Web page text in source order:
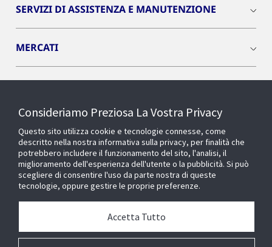
SERVIZI DI ASSISTENZA E MANUTENZIONE
MERCATI
OPENBLUE
SMART BUILDINGS
Chi siamo
Consideriamo Preziosa La Vostra Privacy
Questo sito utilizza cookie e tecnologie connesse, come
descritto nella nostra informativa sulla privacy, per finalità che
potrebbero includere il funzionamento del sito, l'analisi, il
miglioramento dell'esperienza dell'utente o la pubblicità. Si può
scegliere di consentire l'uso da parte nostra di queste
tecnologie, oppure gestire le proprie preferenze.
Accetta Tutto